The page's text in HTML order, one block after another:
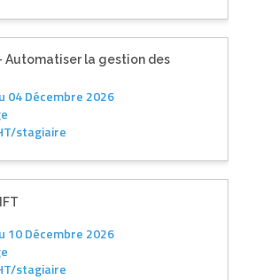
Automatiser la gestion des
04 Décembre 2026
stagiaire
10 Décembre 2026
stagiaire